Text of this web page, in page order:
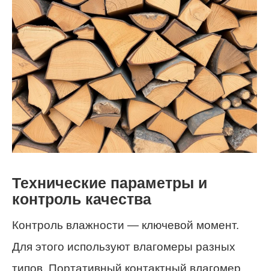
Технические параметры и
контроль качества
Контроль влажности — ключевой момент.
Для этого используют влагомеры разных
типов. Портативный контактный влагомер